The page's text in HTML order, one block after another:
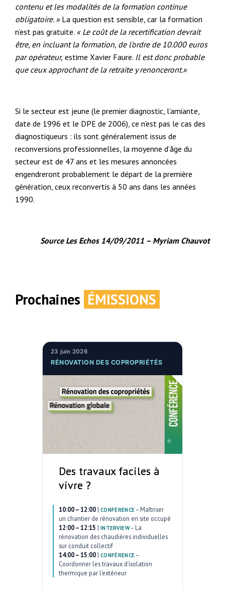
contenu et les modalités de la formation continue
obligatoire. » La question est sensible, car la formation
n’est pas gratuite. « Le coût de la recertification devrait
être, en incluant la formation, de l’ordre de 10.000 euros
par opérateur, estime Xavier Faure. Il est donc probable
que ceux approchant de la retraite y renonceront.»
Si le secteur est jeune (le premier diagnostic, l’amiante,
date de 1996 et le DPE de 2006), ce n’est pas le cas des
diagnostiqueurs : ils sont généralement issus de
reconversions professionnelles, la moyenne d’âge du
secteur est de 47 ans et les mesures annoncées
engendreront probablement le départ de la première
génération, ceux reconvertis à 50 ans dans les années
1990.
Source Les Echos 14/09/2011 – Myriam Chauvot
Prochaines ÉMISSIONS
23 juin 2026
RÉNOVATION DES COPROPRIÉTÉS
Des travaux faciles à
vivre ?
10:00 – 12:00 | CONFÉRENCE – Maîtriser
un chantier de rénovation en site occupé
12:00 – 12:15 | INTERVIEW– La
rénovation des chaudières individuelles
sur conduit collectif
14:00 – 15:00 | CONFÉRENCE –
Coordonner les travaux d’isolation
thermique par l’extérieur